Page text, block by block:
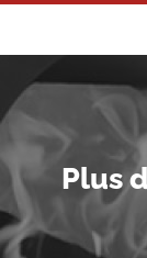
Plus